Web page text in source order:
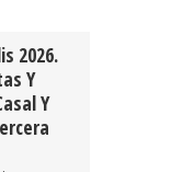
2026.
Y
Y